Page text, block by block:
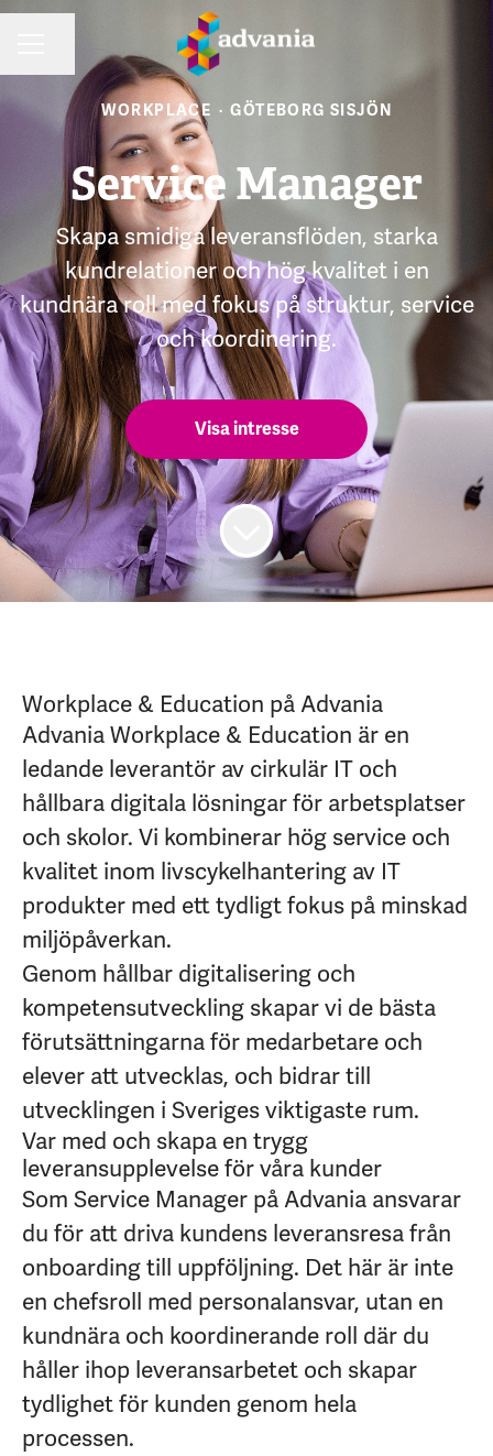
KARRIÄRMENY
Dela sidan
WORKPLACE · GÖTEBORG SISJÖN
Service Manager
Skapa smidiga leveransflöden, starka
kundrelationer och hög kvalitet i en
kundnära roll med fokus på struktur, service
och koordinering.
Visa intresse
Workplace & Education på Advania
Advania Workplace & Education är en
ledande leverantör av cirkulär IT och
hållbara digitala lösningar för arbetsplatser
och skolor. Vi kombinerar hög service och
kvalitet inom livscykelhantering av IT
produkter med ett tydligt fokus på minskad
miljöpåverkan.
Genom hållbar digitalisering och
kompetensutveckling skapar vi de bästa
förutsättningarna för medarbetare och
elever att utvecklas, och bidrar till
utvecklingen i Sveriges viktigaste rum.
Var med och skapa en trygg
leveransupplevelse för våra kunder
Som Service Manager på Advania ansvarar
du för att driva kundens leveransresa från
onboarding till uppföljning. Det här är inte
en chefsroll med personalansvar, utan en
kundnära och koordinerande roll där du
håller ihop leveransarbetet och skapar
tydlighet för kunden genom hela
processen.